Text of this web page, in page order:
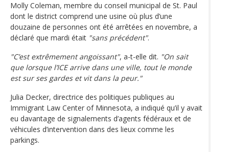
Molly Coleman, membre du conseil municipal de St. Paul
dont le district comprend une usine où plus d’une
douzaine de personnes ont été arrêtées en novembre, a
déclaré que mardi était "sans précédent".
"C’est extrêmement angoissant", a-t-elle dit. "On sait
que lorsque l’ICE arrive dans une ville, tout le monde
est sur ses gardes et vit dans la peur."
Julia Decker, directrice des politiques publiques au
Immigrant Law Center of Minnesota, a indiqué qu’il y avait
eu davantage de signalements d’agents fédéraux et de
véhicules d’intervention dans des lieux comme les
parkings.